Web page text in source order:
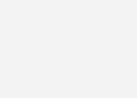
199 688
In diesen
rund 2520 t
2020 S.